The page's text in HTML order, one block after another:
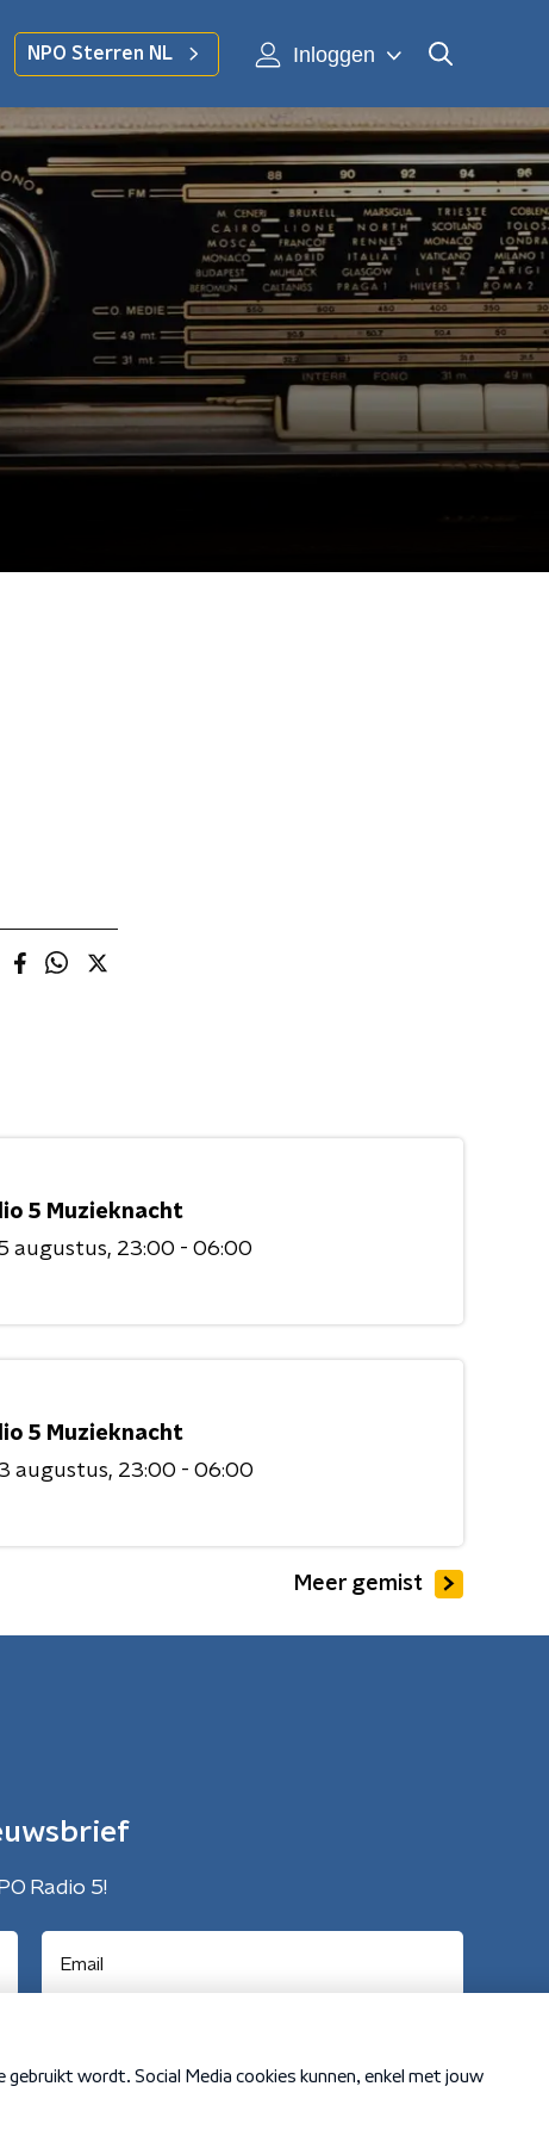
NPO Sterren NL Inloggen
5 Muzieknacht
augustus 23:00 - 06:00
5 Muzieknacht
augustus 23:00 - 06:00
Meer gemist
Radio 5!